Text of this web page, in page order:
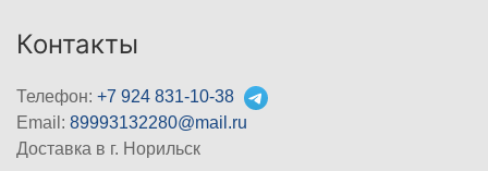
Контакты
Телефон: +7 924 831-10-38
Email: 89993132280@mail.ru
Доставка в г. Норильск